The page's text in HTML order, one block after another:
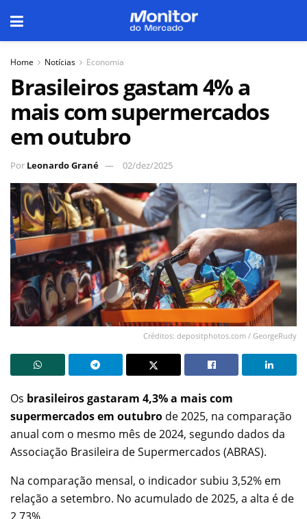
Home Notícias Economia
Brasileiros gastam 4% a
mais com supermercados
em outubro
Por Leonardo Grané 02/dez/2025
Créditos: depositphotos.com / GeorgeRudy
Os brasileiros gastaram 4,3% a mais com
supermercados em outubro de 2025, na comparação
anual com o mesmo mês de 2024, segundo dados da
Associação Brasileira de Supermercados (ABRAS).
Na comparação mensal, o indicador subiu 3,52% em
relação a setembro. No acumulado de 2025, a alta é de